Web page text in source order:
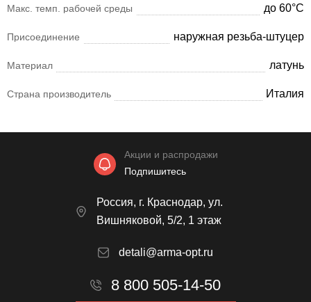
Макс. темп. рабочей среды до 60°С
Присоединение наружная резьба-штуцер
Материал латунь
Страна производитель Италия
Акции и распродажи
Подпишитесь
Россия, г. Краснодар, ул.
Вишняковой, 5/2, 1 этаж
detali@arma-opt.ru
8 800 505-14-50